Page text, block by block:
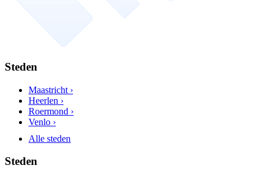
Steden
Maastricht ›
Heerlen ›
Roermond ›
Venlo ›
Alle steden
Steden